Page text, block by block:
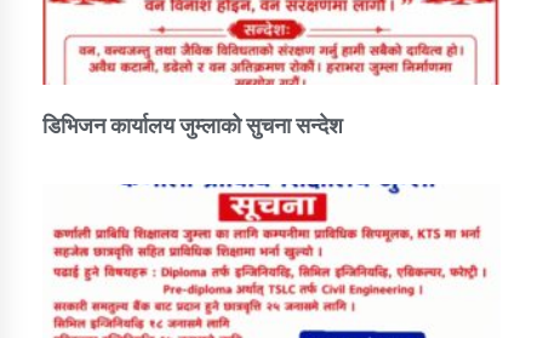
डिभिजन कार्यालय जुम्लाको सुचना सन्देश